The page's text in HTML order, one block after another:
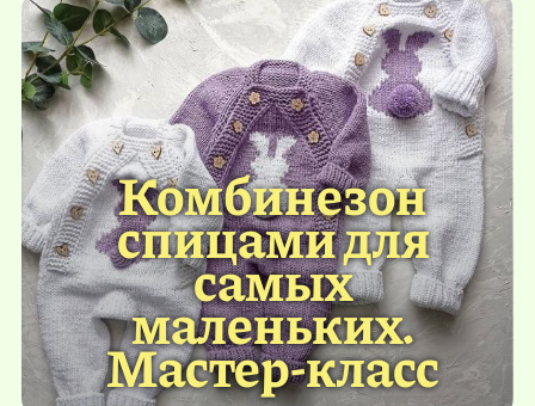
Комбинезон
спицами для
самых
маленьких.
Мастер-класс